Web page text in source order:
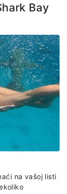
Bay
na vašoj listi